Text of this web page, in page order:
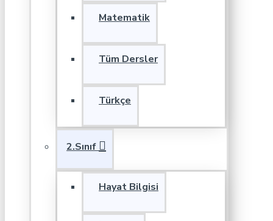
Matematik
Tüm Dersler
Türkçe
2.Sınıf
Hayat Bilgisi